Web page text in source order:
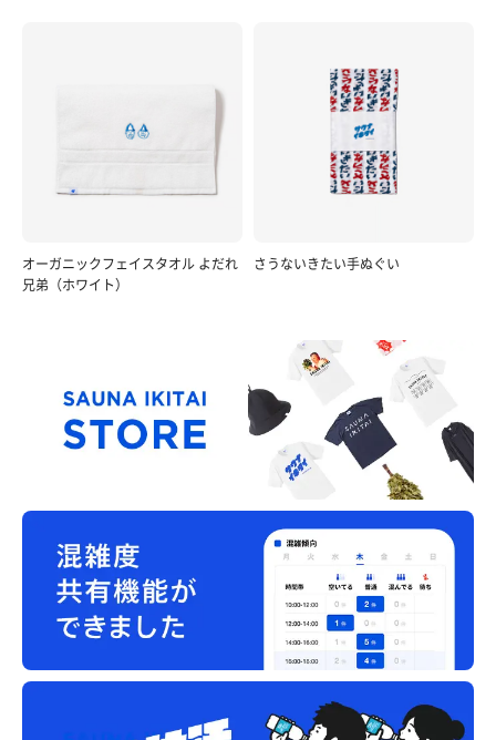
オーガニックフェイスタオル よだれ
兄弟（ホワイト）
さうないきたい手ぬぐい